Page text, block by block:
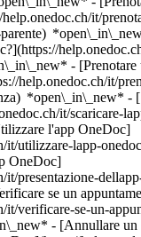
it/
- [Prenotare
help.onedoc.ch/it/
*open\_in\_new* -
it/scaricare-
l'app OneDoc]
it/utilizzare-lapp-
OneDoc]
it/presentazione-
per Nuovo paziente*keyboard\_arrow\_down* - Accettato*check\_circle* Lingua parlata*keyboard\_arrow\_down* - Inglese*check\_circle* - Polacco*check\_circle* - Portoghese*check\_circle* - Spagnolo*check\_circle* - Tedesco*check\_circle* Sesso*keyboard\_arrow\_down* - Donna*check\_circle* - Uomo*check\_circle* Rete*keyboard\_arrow\_down* - ASCA*check\_circle* - RME*check\_circle* - NVS*check\_circle* Disponibilità*keyboard\_arrow\_down* - Disponibile oggi*check\_circle* - Entro i prossimi 3 giorni*check\_circle* - Entro i prossimi 7 giorni*check\_circle* - Entro i prossimi 14 giorni*check\_circle* # __Naturopata MCO/TEN__ a __Coira__: prenota il tuo appuntamento online oggi ## 2 risultati a Coira [![Sig.ra Simone Cervoni, naturopata MCO/TEN a Coira](https://assets.onedoc.ch/images/users/6a76431e4fd6972d7ec079336725444fe5162f28c55f402306ca539bea22bcb6-small.jpg "Sig.ra Simone Cervoni, naturopata MCO/TEN a Coira")](https://www.onedoc.ch/it/naturopata-mco-ten/coira/pcnox/simone-cervoni) ### [Sig.ra Simone Cervoni](https://www.onedoc.ch/it/naturopata-mco-ten/coira/pcnox/simone-cervoni) Naturopata MCO/TEN [SanandiMed GmbH - Origin Massage Chur](https://www.onedoc.ch/it/studio-medicina-alternativa/coira/e8kh/sanandimed-gmbh-origin-massage-chur) Ottostrasse 4 7000 Coira ![Sig.ra Simone Cervoni è affiliata alla rete RME](https://assets.onedoc.ch/images/networks/logos/a202aabd14cdddb5ff03205af2481fb805645ff903773c55a6c572d22f23762e-small.png) ![Icona paziente con segno più che indica che il professionista accetta nuovi pazienti](https://www.onedoc.ch/assets/images/icons/new-patients.svg)Accetta nuovi pazienti [Prenota un appuntamento](https://www.onedoc.ch/it/naturopata-mco-ten/coira/pcnox/simone-cervoni) *chevron\_left* mar 04 ago *chevron\_right* Vedi più appuntamenti Nessuna disponibilità online nei prossimi giorni [![Sig. Roman Möller, massaggiatore classico a Coira](https://assets.onedoc.ch/images/users/38d38d5936a192e7f57a98d77c8da36818dbf153c74a10aa0225d342d32eaa3b-small.jpg "Sig. Roman Möller, massaggiatore classico a Coira")](https://www.onedoc.ch/it/massaggiatore-classico/coira/pcrqu/roman-moller) ### [Sig. Roman Möller](https://www.onedoc.ch/it/massaggiatore-classico/coira/pcrqu/roman-moller) ![Badge che indica un profilo verificato](https://www.onedoc.ch/assets/images/icons/checkmark.svg) [Massaggiatore classico](https://www.onedoc.ch/it/massaggiatore-classico/coira), Naturopata MCO/TEN [SanandiMed GmbH - Origin Massage Chur](https://www.onedoc.ch/it/studio-medicina-alternativa/coira/e8kh/sanandimed-gmbh-origin-massage-chur) Ottostrasse 4 7000 Coira ![Sig. Roman Möller è affiliato alla rete RME](https://assets.onedoc.ch/images/networks/logos/a202aabd14cdddb5ff03205af2481fb805645ff903773c55a6c572d22f23762e-small.png) ![Icona paziente con segno più che indica che il professionista accetta nuovi pazienti](https://www.onedoc.ch/assets/images/icons/new-patients.svg)Accetta nuovi pazienti [Prenota un appuntamento](https://www.onedoc.ch/it/massaggiatore-classico/coira/pcrqu/roman-moller) *chevron\_left* mar 04 ago *chevron\_right* Vedi più appuntamenti *error\_outline* Si è verificato un errore durante il caricamento della disponibilità [Riprova](https://www.onedoc.ch) ## __Naturopati MCO/TEN__: altri specialisti sono disponibili online nei pressi di __Coira__ [![Sig.ra Cristiane Cardoso Schneider, terapista della nutrizione (MCO) a Davos Platz](https://assets.onedoc.ch/images/users/280cc5f5f64bbf08fe36497eda4bd9c47c96ee151daf2777837c53588fb2a9c2-small.jpg "Sig.ra Cristiane Cardoso Schneider, terapista della nutrizione (MCO) a Davos Platz")](https://www.onedoc.ch/it/terapista-della-nutrizione-mco/davos-platz/pc0tj/cristiane-cardoso-schneider) ### [Sig.ra Cristiane Cardoso Schneider](https://www.onedoc.ch/it/terapista-della-nutrizione-mco/davos-platz/pc0tj/cristiane-cardoso-schneider) ![Badge che indica un profilo verificato](https://www.onedoc.ch/assets/images/icons/checkmark.svg) [Terapista della nutrizione (MCO)](https://www.onedoc.ch/it/terapista-della-nutrizione-mco/davos-platz), [Naturopata MCO/TEN](https://www.onedoc.ch/it/naturopata-mco-ten/davos-platz) BODYMED CENTER & LEBERFASTEN Davos Mattastrasse 34 7270 Davos Platz ![Sig.ra Cristiane Cardoso Schneider è affiliata alla rete ASCA](https://assets.onedoc.ch/images/networks/logos/496d325fd4282f2f0a46197dd629fd16fcd2d324839e441a2a65aaa74df08a15-small.png)![Sig.ra Cristiane Cardoso Schneider è affiliata alla rete RME](https://assets.onedoc.ch/images/networks/logos/a202aabd14cdddb5ff03205af2481fb805645ff903773c55a6c572d22f23762e-small.png)![Sig.ra Cristiane Cardoso Schneider è affiliata alla rete NVS](https://assets.onedoc.ch/images/networks/logos/9a2241fd4e36c4b6fa68d6b2b5a7d8e03f1311a3e91f86936a143e15035d5cb6-small.png) ![Icona paziente con segno più che indica che il professionista accetta nuovi pazienti](https://www.onedoc.ch/assets/images/icons/new-patients.svg)Accetta nuovi pazienti [Prenota un